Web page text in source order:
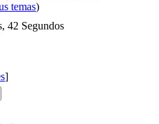
temas)
42 Segundos
]